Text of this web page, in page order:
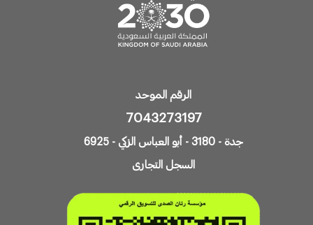
الرقم الموحد
7043273197
جدة - 3180 - أبو العباس الزكي - 6925
السجل التجارى